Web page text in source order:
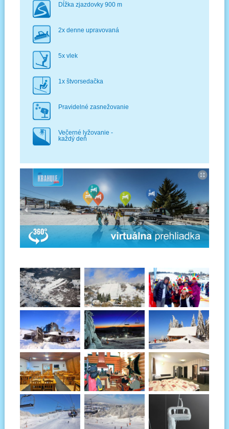
Dĺžka zjazdovky 900 m
2x denne upravovaná
5x vlek
1x štvorsedačka
Pravidelné zasnežovanie
Večerné lyžovanie -
každý deň